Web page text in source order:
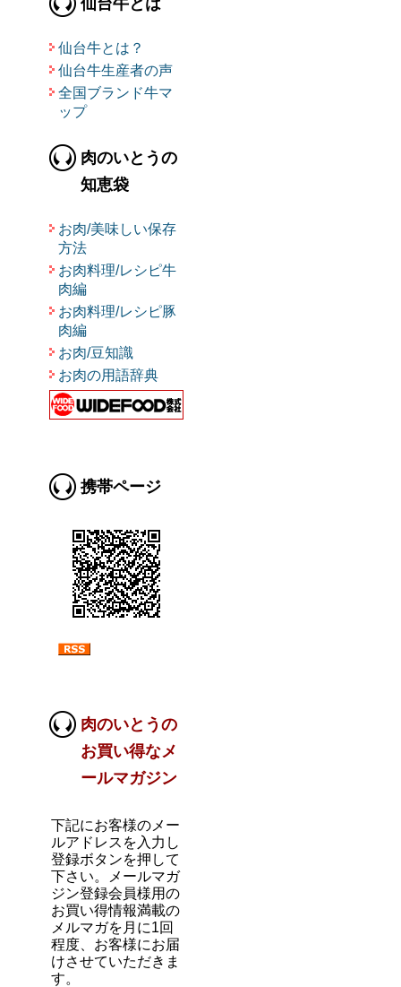
仙台牛とは？
仙台牛生産者の声
全国ブランド牛マ
ップ
肉のいとうの
知恵袋
お肉/美味しい保存
方法
お肉料理/レシピ牛
肉編
お肉料理/レシピ豚
肉編
お肉/豆知識
お肉の用語辞典
携帯ページ
肉のいとうの
お買い得なメ
ールマガジン
下記にお客様のメー
ルアドレスを入力し
登録ボタンを押して
下さい。メールマガ
ジン登録会員様用の
お買い得情報満載の
メルマガを月に1回
程度、お客様にお届
けさせていただきま
す。